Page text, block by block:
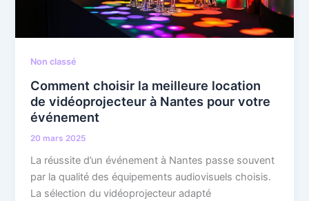
Non classé
Comment choisir la meilleure location
de vidéoprojecteur à Nantes pour votre
événement
20 mars 2025
La réussite d’un événement à Nantes passe souvent
par la qualité des équipements audiovisuels choisis.
La sélection du vidéoprojecteur adapté